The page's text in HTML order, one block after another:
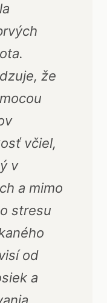
že
včiel,
v
a mimo
stresu
od
a